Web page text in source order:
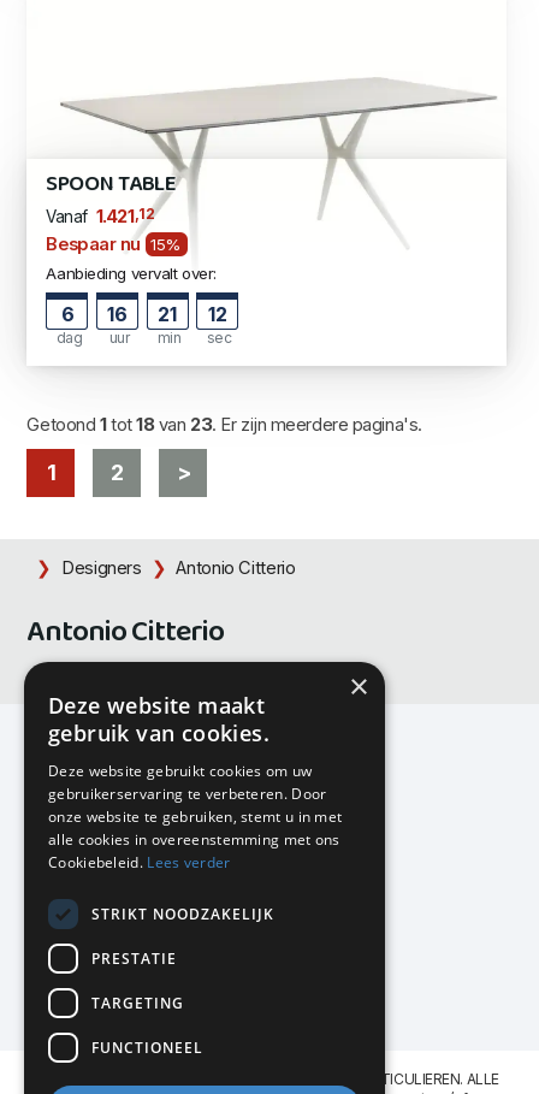
SPOON TABLE
Vanaf 1.421,12
Bespaar nu 15%
Aanbieding vervalt over:
6
dag
16
uur
21
min
11
sec
Getoond 1 tot18van 23. Er zijn meerdere pagina's.
1 2 >
Designers Antonio Citterio
Antonio Citterio
KMP Kantoormeubilair
Airport Business Park
Frankfurtstraat 29-31
1175 RH Lijnden
020-617 01 26
info@kmpkantoormeubilair.nl
Facebook
Instagram
KMP Kantoormeubilair levert aan BEDRIJVEN en PARTICULIEREN. ALLE
×
Deze website maakt
gebruik van cookies.
Deze website gebruikt cookies om uw
gebruikerservaring te verbeteren. Door
onze website te gebruiken, stemt u in met
alle cookies in overeenstemming met ons
Cookiebeleid. Lees verder
STRIKT NOODZAKELIJK
PRESTATIE
TARGETING
FUNCTIONEEL